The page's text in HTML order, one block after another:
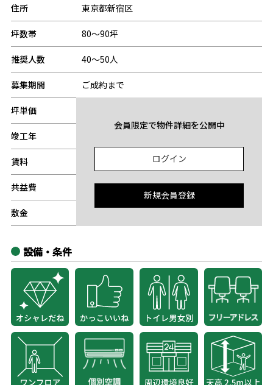
住所 東京都新宿区
坪数帯 80～90坪
推奨人数 40～50人
募集期間 ご成約まで
坪単価
竣工年
賃料
共益費
敷金
会員限定で物件詳細を公開中
ログイン
新規会員登録
設備・条件